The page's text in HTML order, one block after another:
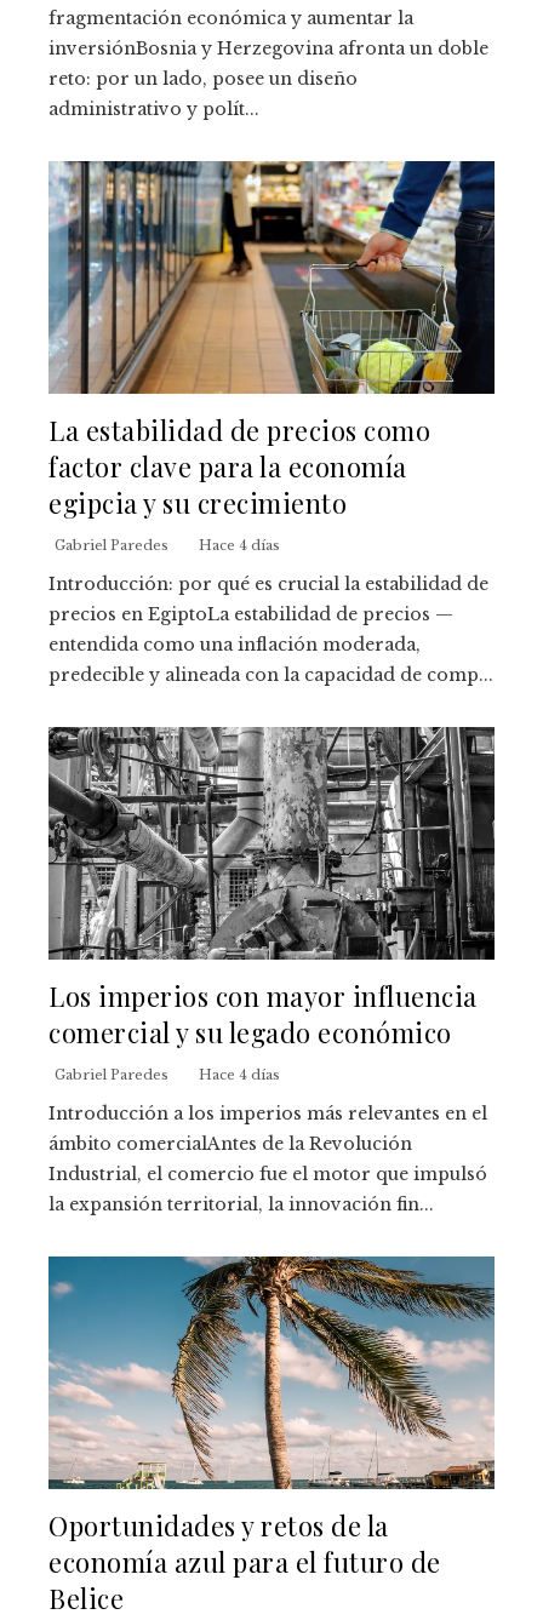
fragmentación económica y aumentar la
inversiónBosnia y Herzegovina afronta un doble
reto: por un lado, posee un diseño
administrativo y polít...
La estabilidad de precios como
factor clave para la economía
egipcia y su crecimiento
Gabriel Paredes Hace 4 días
Introducción: por qué es crucial la estabilidad de
precios en EgiptoLa estabilidad de precios —
entendida como una inflación moderada,
predecible y alineada con la capacidad de comp...
Los imperios con mayor influencia
comercial y su legado económico
Gabriel Paredes Hace 4 días
Introducción a los imperios más relevantes en el
ámbito comercialAntes de la Revolución
Industrial, el comercio fue el motor que impulsó
la expansión territorial, la innovación fin...
Oportunidades y retos de la
economía azul para el futuro de
Belice